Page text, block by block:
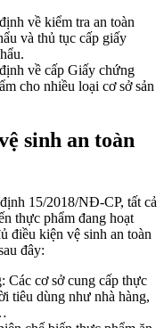
về kiểm tra an toàn
và thủ tục cấp giấy
về cấp Giấy chứng
cho nhiều loại cơ sở sản
sinh an toàn
15/2018/NĐ-CP, tất cả
thực phẩm đang hoạt
điều kiện vệ sinh an toàn
đây:
Các cơ sở cung cấp thực
tiêu dùng như nhà hàng,